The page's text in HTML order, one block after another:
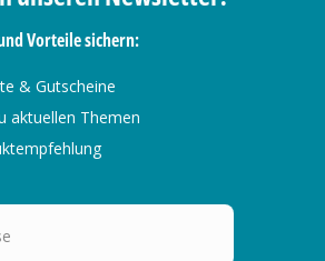
Vorteile sichern:
& Gutscheine
aktuellen Themen